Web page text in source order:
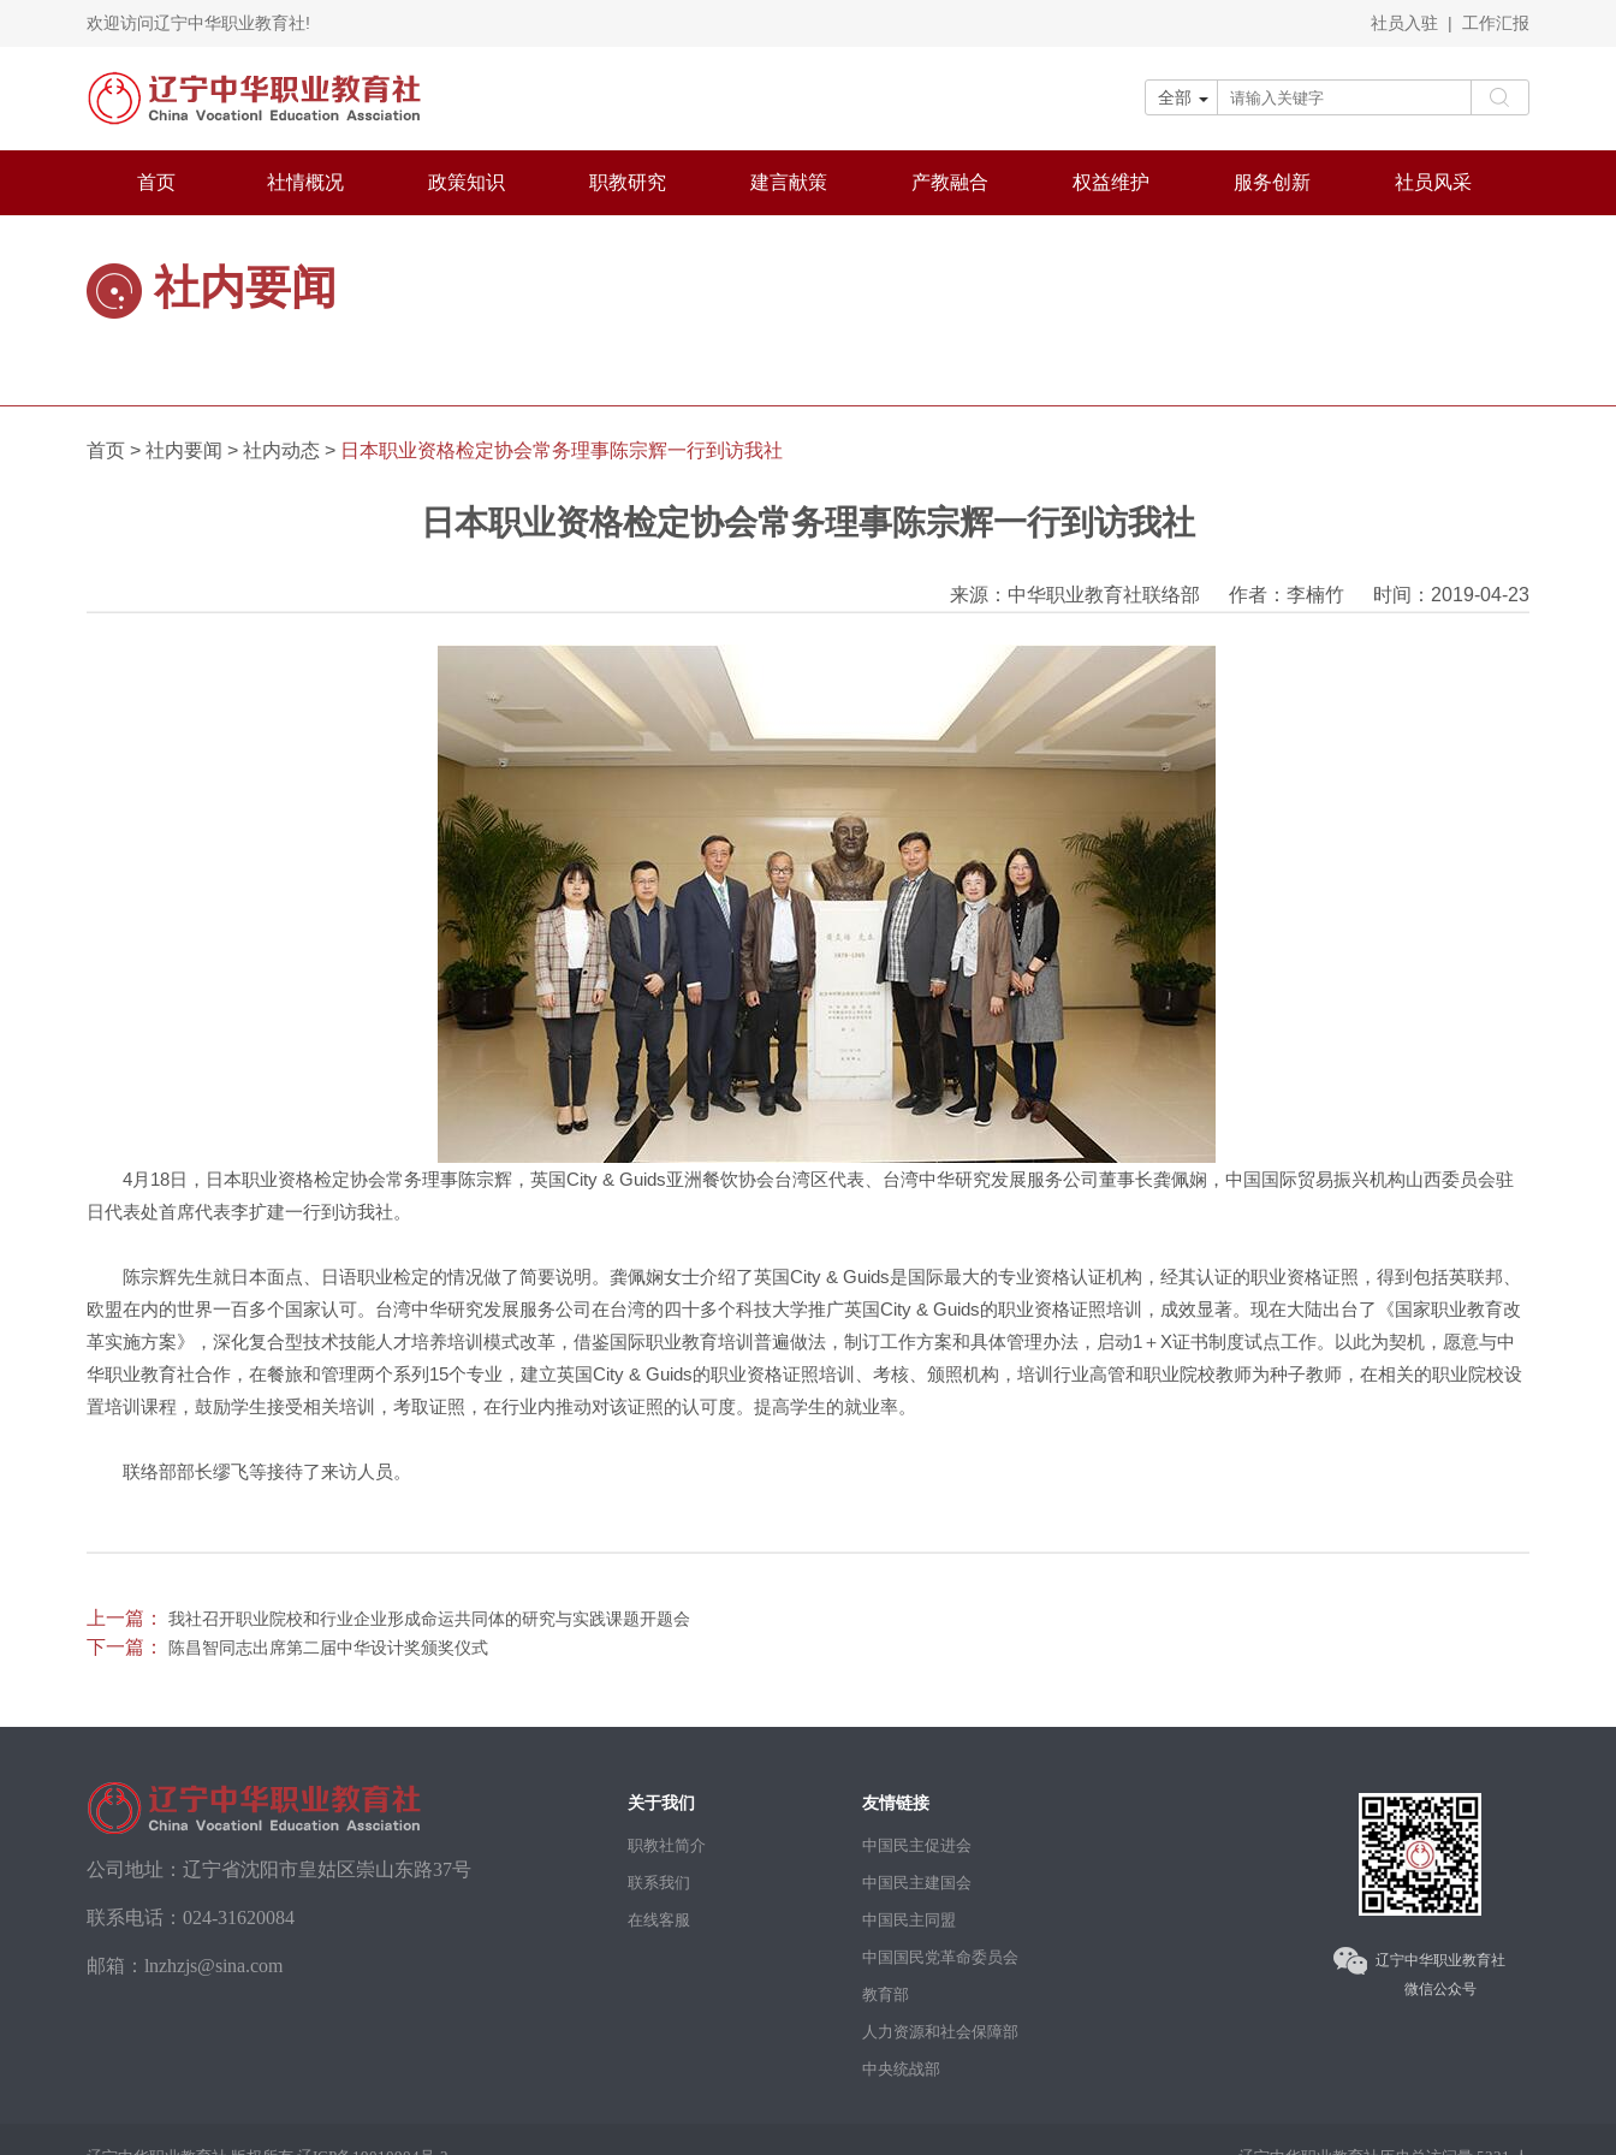
欢迎访问辽宁中华职业教育社! 社员入驻 | 工作汇报
全部
首页 社情概况 政策知识 职教研究 建言献策 产教融合 权益维护 服务创新 社员风采
社内要闻
首页 > 社内要闻 > 社内动态 > 日本职业资格检定协会常务理事陈宗辉一行到访我社
日本职业资格检定协会常务理事陈宗辉一行到访我社
来源：中华职业教育社联络部 作者：李楠竹 时间：2019-04-23
4月18日，日本职业资格检定协会常务理事陈宗辉，英国City & Guids亚洲餐饮协会台湾区代表、台湾中华研究发展服务公司董事长龚佩娴，中国国际贸易振兴机构山西委员会驻
日代表处首席代表李扩建一行到访我社。
陈宗辉先生就日本面点、日语职业检定的情况做了简要说明。龚佩娴女士介绍了英国City & Guids是国际最大的专业资格认证机构，经其认证的职业资格证照，得到包括英联邦、
欧盟在内的世界一百多个国家认可。台湾中华研究发展服务公司在台湾的四十多个科技大学推广英国City & Guids的职业资格证照培训，成效显著。现在大陆出台了《国家职业教育改
革实施方案》，深化复合型技术技能人才培养培训模式改革，借鉴国际职业教育培训普遍做法，制订工作方案和具体管理办法，启动1＋X证书制度试点工作。以此为契机，愿意与中
华职业教育社合作，在餐旅和管理两个系列15个专业，建立英国City & Guids的职业资格证照培训、考核、颁照机构，培训行业高管和职业院校教师为种子教师，在相关的职业院校设
置培训课程，鼓励学生接受相关培训，考取证照，在行业内推动对该证照的认可度。提高学生的就业率。
联络部部长缪飞等接待了来访人员。
上一篇： 我社召开职业院校和行业企业形成命运共同体的研究与实践课题开题会
下一篇： 陈昌智同志出席第二届中华设计奖颁奖仪式
公司地址：辽宁省沈阳市皇姑区崇山东路37号
联系电话： 024-31620084
邮箱：lnzhzjs@sina.com
关于我们
职教社简介
联系我们
在线客服
友情链接
中国民主促进会
中国民主建国会
中国民主同盟
中国国民党革命委员会
教育部
人力资源和社会保障部
中央统战部
辽宁中华职业教育社
微信公众号